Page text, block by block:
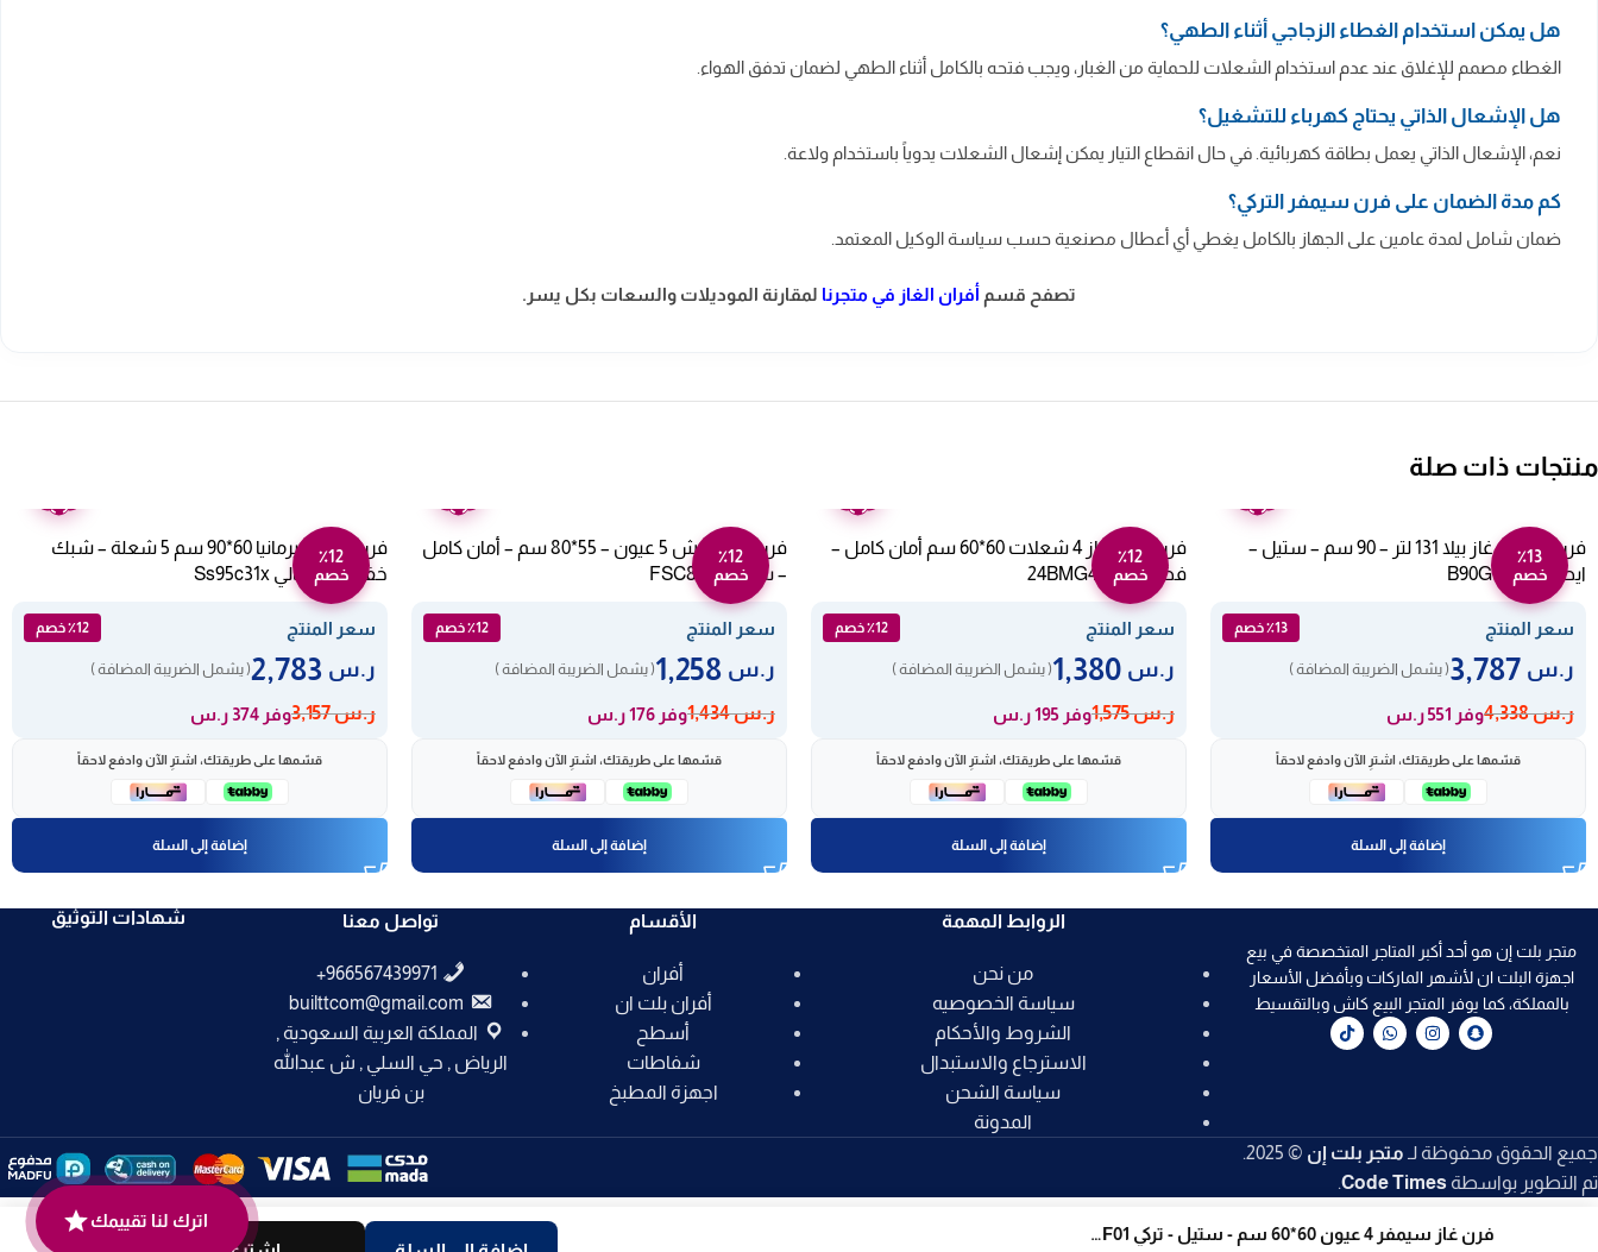
هل يمكن استخدام الغطاء الزجاجي أثناء الطهي؟
الغطاء مصمم للإغلاق عند عدم استخدام الشعلات للحماية من الغبار، ويجب فتحه بالكامل أثناء الطهي لضمان تدفق الهواء.
هل الإشعال الذاتي يحتاج كهرباء للتشغيل؟
نعم، الإشعال الذاتي يعمل بطاقة كهربائية. في حال انقطاع التيار يمكن إشعال الشعلات يدوياً باستخدام ولاعة.
كم مدة الضمان على فرن سيمفر التركي؟
ضمان شامل لمدة عامين على الجهاز بالكامل يغطي أي أعطال مصنعية حسب سياسة الوكيل المعتمد.
تصفح قسم أفران الغاز في متجرنا لمقارنة الموديلات والسعات بكل يسر.
منتجات ذات صلة
٪13
خصم
فرن بلت ان غاز بيلا 131 لتر – 90 سم – ستيل –
ايطالي B90GGNS
سعر المنتج ٪13 خصم
ر.س ( يشمل الضريبة المضافة )
ر.س4,338 وفر 551 ر.س
قسّمها على طريقتك، اشترِ الآن وادفع لاحقاً
إضافة إلى السلة
٪12
خصم
فرن ميديا غاز 4 شعلات 60*60 سم أمان كامل –
فضي 24BMG4G057
سعر المنتج ٪12 خصم
ر.س ( يشمل الضريبة المضافة )
ر.س1,575 وفر 195 ر.س
قسّمها على طريقتك، اشترِ الآن وادفع لاحقاً
إضافة إلى السلة
٪12
خصم
فرن غاز فريش 5 عيون – 55*80 سم – أمان كامل
– ستيل FSC8055
سعر المنتج ٪12 خصم
ر.س ( يشمل الضريبة المضافة )
ر.س1,434 وفر 176 ر.س
قسّمها على طريقتك، اشترِ الآن وادفع لاحقاً
إضافة إلى السلة
٪12
خصم
فرن غاز لاجيرمانيا 60*90 سم 5 شعلة – شبك
خفيف – إيطالي Ss95c31x
سعر المنتج ٪12 خصم
ر.س ( يشمل الضريبة المضافة )
ر.س3,157 وفر 374 ر.س
قسّمها على طريقتك، اشترِ الآن وادفع لاحقاً
إضافة إلى السلة
متجر بلت إن هو أحد أكبر المتاجر المتخصصة في بيع
اجهزة البلت ان لأشهر الماركات وبأفضل الأسعار
بالمملكة، كما يوفر المتجر البيع كاش وبالتقسيط
الروابط المهمة
من نحن
سياسة الخصوصيه
الشروط والأحكام
الاسترجاع والاستبدال
سياسة الشحن
المدونة
الأقسام
أفران
أفران بلت ان
أسطح
شفاطات
اجهزة المطبخ
تواصل معنا
builttcom@gmail.com
المملكة العربية السعودية ,
الرياض , حي السلي , ش عبدالله
بن فريان
شهادات التوثيق
جميع الحقوق محفوظة لـ متجر بلت إن © 2025.
تم التطوير بواسطة Code Times
.
فرن غاز سيمفر 4 عيون 60*60 سم - ستيل - تركي F6402SGRIM-SMF01
اترك لنا تقييمك